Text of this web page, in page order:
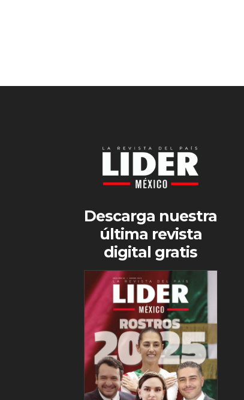
Descarga nuestra
última revista
digital gratis